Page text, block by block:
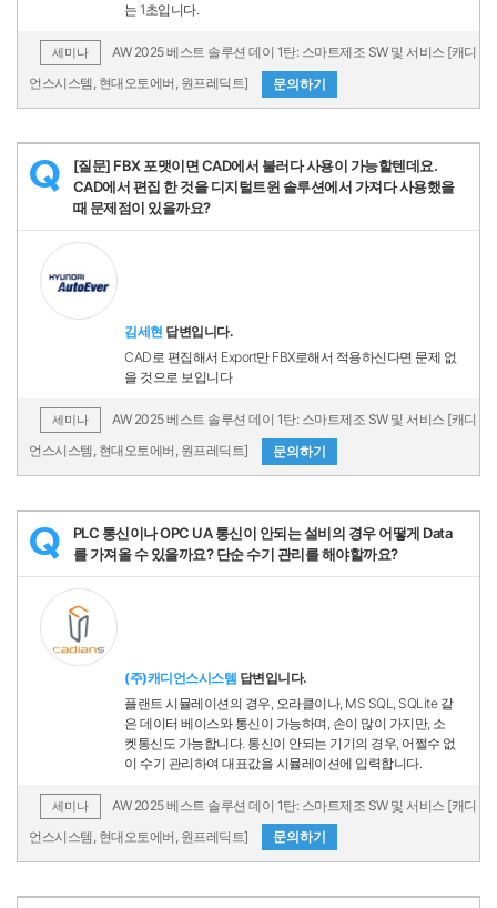
는 1초입니다.
세미나
AW 2025 베스트 솔루션 데이 1탄: 스마트제조 SW 및 서비스 [캐디
언스시스템, 현대오토에버, 원프레딕트]
문의하기
Q
[질문] FBX 포맷이면 CAD에서 불러다 사용이 가능할텐데요.
CAD에서 편집 한 것을 디지털트윈 솔루션에서 가져다 사용했을
때 문제점이 있을까요?
김세현 답변입니다.
CAD로 편집해서 Export만 FBX로해서 적용하신다면 문제 없
을 것으로 보입니다
세미나
AW 2025 베스트 솔루션 데이 1탄: 스마트제조 SW 및 서비스 [캐디
언스시스템, 현대오토에버, 원프레딕트]
문의하기
Q
PLC 통신이나 OPC UA 통신이 안되는 설비의 경우 어떻게 Data
를 가져올 수 있을까요? 단순 수기 관리를 해야할까요?
(주)캐디언스시스템 답변입니다.
플랜트 시뮬레이션의 경우, 오라클이나, MS SQL, SQLite 같
은 데이터 베이스와 통신이 가능하며, 손이 많이 가지만, 소
켓통신도 가능합니다. 통신이 안되는 기기의 경우, 어쩔수 없
이 수기 관리하여 대표값을 시뮬레이션에 입력합니다.
세미나
AW 2025 베스트 솔루션 데이 1탄: 스마트제조 SW 및 서비스 [캐디
언스시스템, 현대오토에버, 원프레딕트]
문의하기